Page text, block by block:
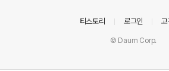
티스토리 로그인
© Daum Corp.